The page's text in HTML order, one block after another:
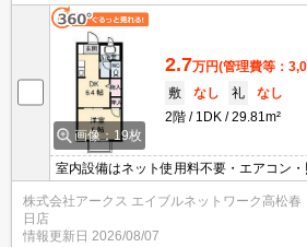
画像：19枚
2.7万円(管理費等：
敷
なし 礼
なし
2階
1DK 29.81m²
室内設備はネット使用料不要・エアコン・
り、とても充実しています。直接会わず
者を確認できるので、トラブル回避にも防
収納はシューズボックス・全居室収納な
物の整理がしやすく便利です。駐輪場付き
株式会社アークス エイブルネットワーク高松春
日店
情報更新日 2026/08/07